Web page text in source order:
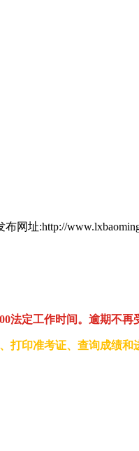
址:http://
法定工作时间。逾期不再
印准考证、查询成绩